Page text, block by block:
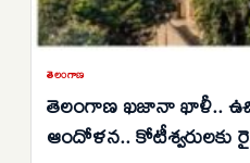
తెలంగాణ
తెలంగాణ ఖజానా ఖాళీ.. ఉచిత
ఆందోళన.. కోటీశ్వరులకు